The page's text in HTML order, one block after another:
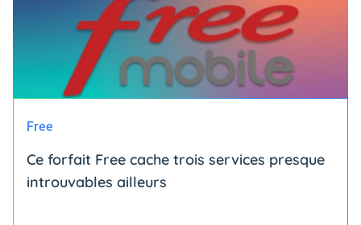
Free
Ce forfait Free cache trois services presque
introuvables ailleurs